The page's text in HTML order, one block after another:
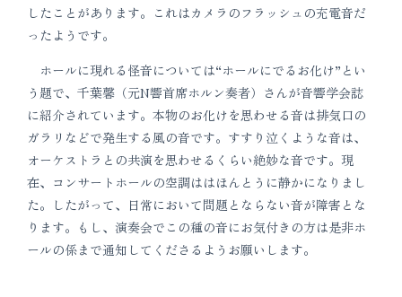
したことがあります。これはカメラのフラッシュの充電音だ
ったようです。
ホールに現れる怪音については“ホールにでるお化け”とい
う題で、千葉馨（元N響首席ホルン奏者）さんが音響学会誌
に紹介されています。本物のお化けを思わせる音は排気口の
ガラリなどで発生する風の音です。すすり泣くような音は、
オーケストラとの共演を思わせるくらい絶妙な音です。現
在、コンサートホールの空調ははほんとうに静かになりまし
た。したがって、日常において問題とならない音が障害とな
ります。もし、演奏会でこの種の音にお気付きの方は是非ホ
ールの係まで通知してくださるようお願いします。